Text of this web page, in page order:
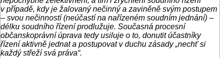
v případě, kdy je žalovaný nečinný a zaviněně svým postupem
– svou nečinností (neúčastí na nařízeném soudním jednání) –
délku soudního řízení prodlužuje. Současná procesní
občanskoprávní úprava tedy usiluje o to, donutit účastníky
řízení aktivně jednat a postupovat v duchu zásady „nechť si
každý střeží svá práva“.